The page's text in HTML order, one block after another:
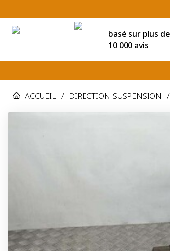
basé sur plus de
10 000 avis
ACCUEIL / DIRECTION-SUSPENSION /